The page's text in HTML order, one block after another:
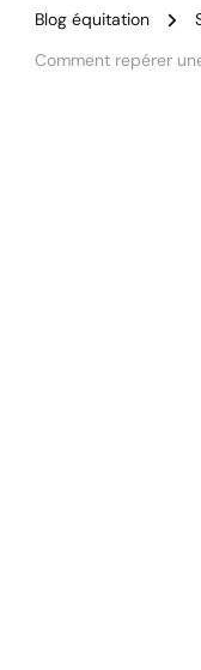
Blog équitation
Comment repérer